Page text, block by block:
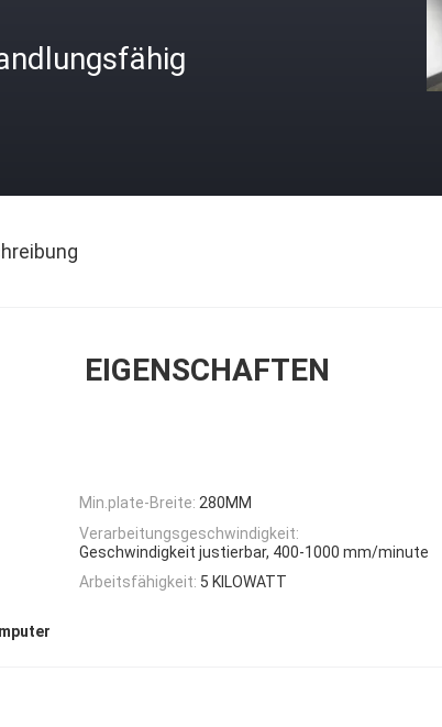
EIGENSCHAFTEN
Min.plate-Breite: 280MM
Verarbeitungsgeschwindigkeit:
Geschwindigkeit justierbar, 400-1000 mm/minute
Arbeitsfähigkeit: 5 KILOWATT